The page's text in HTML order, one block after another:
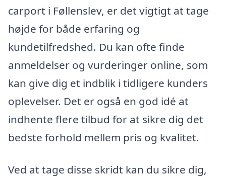
carport i Føllenslev, er det vigtigt at tage
højde for både erfaring og
kundetilfredshed. Du kan ofte finde
anmeldelser og vurderinger online, som
kan give dig et indblik i tidligere kunders
oplevelser. Det er også en god idé at
indhente flere tilbud for at sikre dig det
bedste forhold mellem pris og kvalitet.
Ved at tage disse skridt kan du sikre dig,